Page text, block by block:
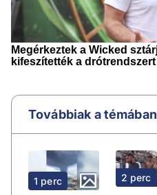
Továbbiak a témában
1 perc 2 perc